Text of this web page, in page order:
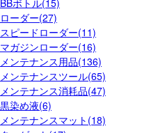
BBボトル(15)
ローダー(27)
スピードローダー(11)
マガジンローダー(16)
メンテナンス用品(136)
メンテナンスツール(65)
メンテナンス消耗品(47)
黒染め液(6)
メンテナンスマット(18)